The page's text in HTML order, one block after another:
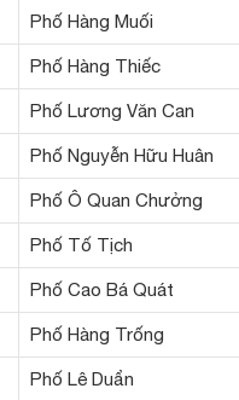
Phố Hàng Muối
Phố Hàng Thiếc
Phố Lương Văn Can
Phố Nguyễn Hữu Huân
Phố Ô Quan Chưởng
Phố Tố Tịch
Phố Cao Bá Quát
Phố Hàng Trống
Phố Lê Duẩn